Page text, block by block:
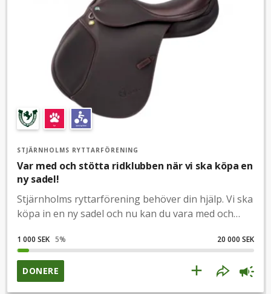
STJÄRNHOLMS RYTTARFÖRENING
Var med och stötta ridklubben när vi ska köpa en
ny sadel!
Stjärnholms ryttarförening behöver din hjälp. Vi ska
köpa in en ny sadel och nu kan du vara med och
går till denna sadel.Vårt mål är att få ihop 20.000 kr
tillsammans! Inget bidrag är för litet och vi vill gärna
få din hjälp att dela vår insamling i dina egna sociala
medier. Tillsammans är vi starka!
1 000 SEK 5% 20 000 SEK
DONERE